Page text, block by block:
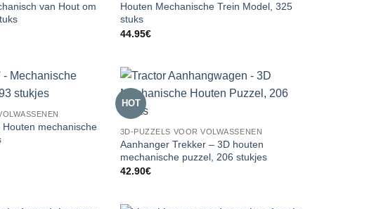
van Hout om
Houten Mechanische Trein Model, 325
stuks
44.95€
Houten mechanische
HOT
3D-PUZZELS VOOR VOLWASSENEN
Aanhanger Trekker – 3D houten
mechanische puzzel, 206 stukjes
42.90€